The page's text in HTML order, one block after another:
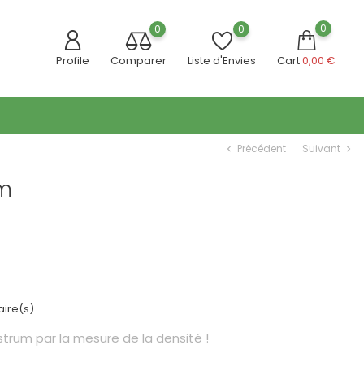
Profile
0
Comparer
0
Liste d'Envies
0
Cart0,00 €
chevron_left Précédent Suivant chevron_right
par la mesure de la densité !